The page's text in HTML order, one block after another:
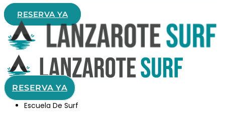
RESERVA YA
RESERVA YA
Escuela De Surf